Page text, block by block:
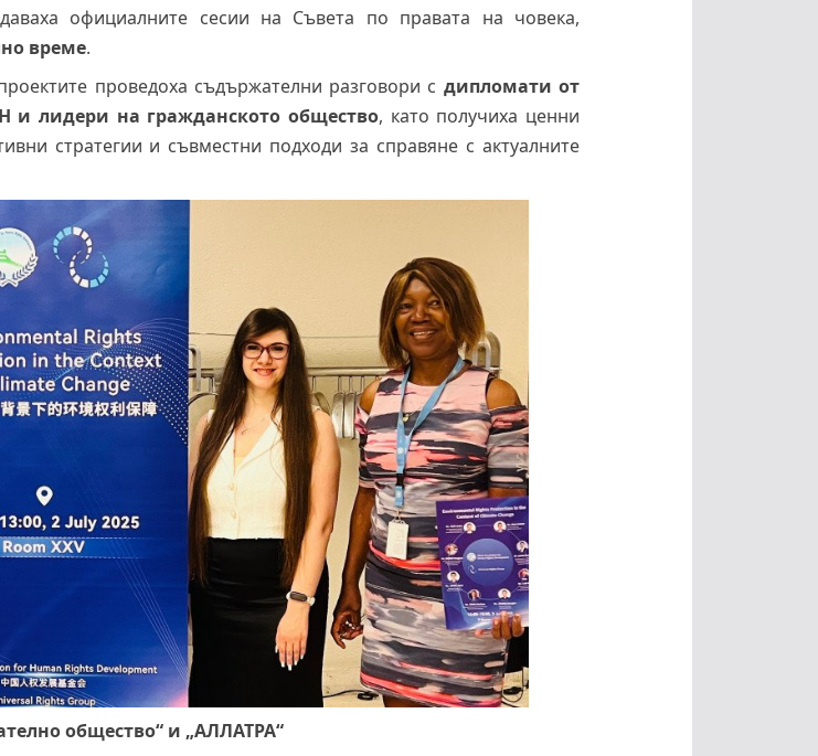
официалните сесии на Съвета по правата на човека,
време.
проведоха съдържателни разговори с дипломати от
лидери на гражданското общество, като получиха ценни
стратегии и съвместни подходи за справяне с актуалните
общество“ и „АЛЛАТРА“